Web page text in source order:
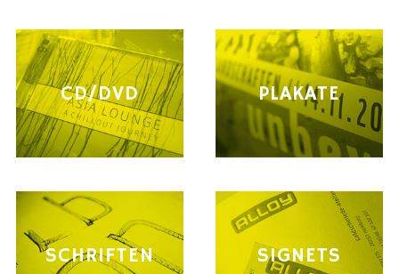
CD/DVD PLAKATE
SCHRIFTEN SIGNETS